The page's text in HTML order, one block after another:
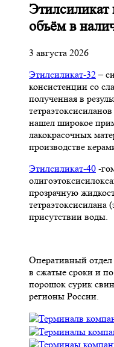
объём в
3 августа 2026
Этилсиликат-32–
консистенции со
полученная в
нашел широкое
лакокрасочных
производстве
Этилсиликат-40 -
прозрачную
присутствии воды.
Оперативный отдел
в сжатые сроки и
порошок сурик
регионы России.